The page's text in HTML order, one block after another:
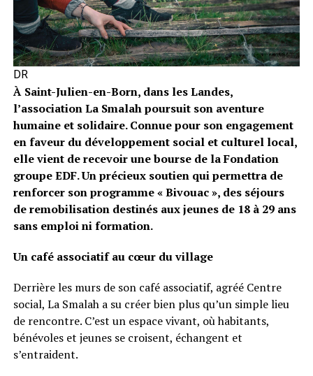
DR
À Saint-Julien-en-Born, dans les Landes,
l’association La Smalah poursuit son aventure
humaine et solidaire. Connue pour son engagement
en faveur du développement social et culturel local,
elle vient de recevoir une bourse de la Fondation
groupe EDF. Un précieux soutien qui permettra de
renforcer son programme « Bivouac », des séjours
de remobilisation destinés aux jeunes de 18 à 29 ans
sans emploi ni formation.
Un café associatif au cœur du village
Derrière les murs de son café associatif, agréé Centre
social, La Smalah a su créer bien plus qu’un simple lieu
de rencontre. C’est un espace vivant, où habitants,
bénévoles et jeunes se croisent, échangent et
s’entraident.